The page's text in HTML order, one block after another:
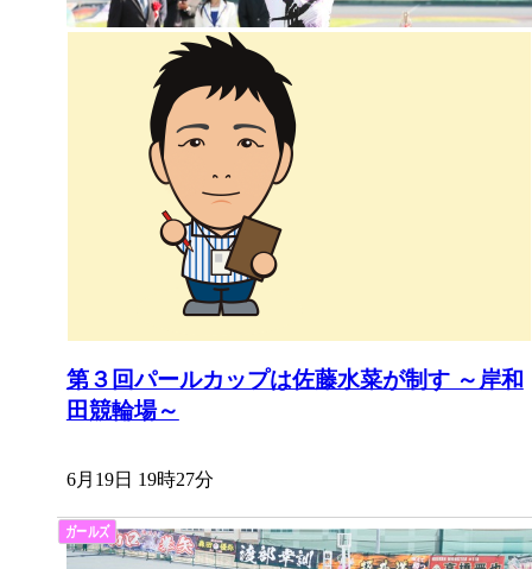
第３回パールカップは佐藤水菜が制す ～岸和
田競輪場～
6月19日 19時27分